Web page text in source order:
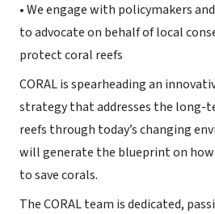
• We engage with policymakers
to advocate on behalf of local
protect coral reefs
CORAL is spearheading an
strategy that addresses the long-
reefs through today’s changing
will generate the blueprint on
to save corals.
The CORAL team is dedicated,